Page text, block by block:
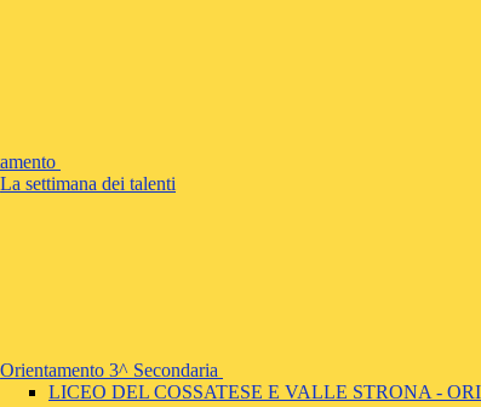
La settimana dei talenti
Orientamento 3^ Secondaria
LICEO DEL COSSATESE E VALLE STRONA -